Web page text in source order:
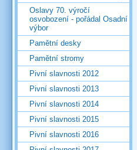
Oslavy 70. výročí
osvobození - pořádal Osadní
výbor
Pamětní desky
Pamětní stromy
Pivní slavnosti 2012
Pivní slavnosti 2013
Pivní slavnosti 2014
Pivní slavnosti 2015
Pivní slavnosti 2016